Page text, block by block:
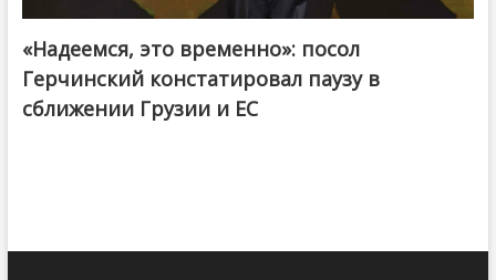
«Надеемся, это временно»: посол
Герчинский констатировал паузу в
сближении Грузии и ЕС